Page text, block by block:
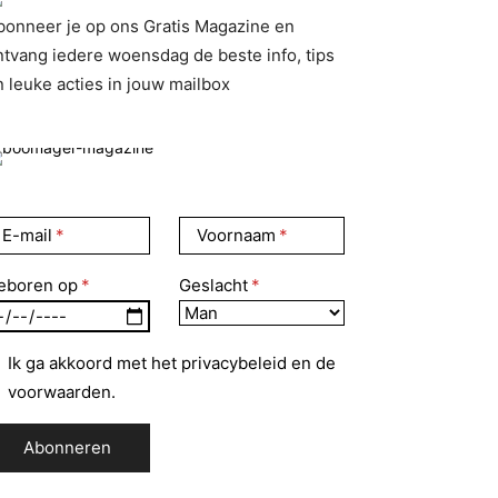
je op ons Gratis Magazine en
iedere woensdag de beste info, tips
leuke acties in jouw mailbox
E-mail Voornaam
op Geslacht
Ik ga akkoord met het privacybeleid en de
voorwaarden.